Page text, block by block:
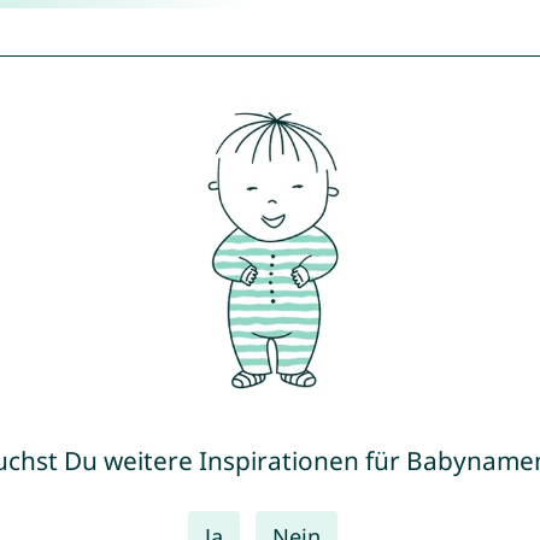
Du weitere Inspirationen für